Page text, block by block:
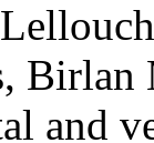
Lellouch
, Birlan
and